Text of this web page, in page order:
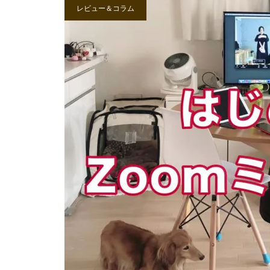
レビュー＆コラム